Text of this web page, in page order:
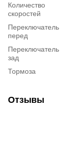
Количество
скоростей
Переключатель
перед
Переключатель
зад
Тормоза
Отзывы